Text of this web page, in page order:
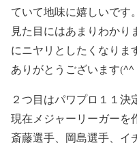
ていて地味に嬉しいです。
見た目にはあまりわか
にニヤリとしたくなりま
ありがとうございます(^^
２つ目はパワプロ１１決
現在メジャーリーガーを
斎藤選手、岡島選手、イ